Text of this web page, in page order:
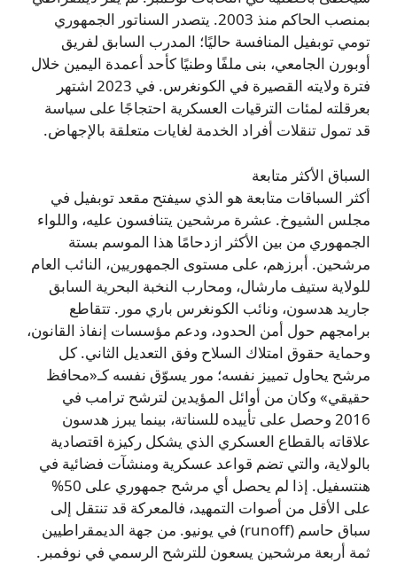
بمنصب الحاكم منذ 2003. يتصدر السناتور الجمهوري
تومي توبفيل المنافسة حاليًا؛ المدرب السابق لفريق
أوبورن الجامعي، بنى ملفًا وطنيًا كأحد أعمدة اليمين خلال
فترة ولايته القصيرة في الكونغرس. في 2023 اشتهر
بعرقلته لمئات الترقيات العسكرية احتجاجًا على سياسة
قد تمول تنقلات أفراد الخدمة لغايات متعلقة بالإجهاض.
السباق الأكثر متابعة
أكثر السباقات متابعة هو الذي سيفتح مقعد توبفيل في
مجلس الشيوخ. عشرة مرشحين يتنافسون عليه، واللواء
الجمهوري من بين الأكثر ازدحامًا هذا الموسم بستة
مرشحين. أبرزهم، على مستوى الجمهوريين، النائب العام
للولاية ستيف مارشال، ومحارب النخبة البحرية السابق
جاريد هدسون، ونائب الكونغرس باري مور. تتقاطع
برامجهم حول أمن الحدود، ودعم مؤسسات إنفاذ القانون،
وحماية حقوق امتلاك السلاح وفق التعديل الثاني. كل
مرشح يحاول تمييز نفسه؛ مور يسوّق نفسه كـ«محافظ
حقيقي» وكان من أوائل المؤيدين لترشح ترامب في
2016 وحصل على تأييده للسناتة، بينما يبرز هدسون
علاقاته بالقطاع العسكري الذي يشكل ركيزة اقتصادية
بالولاية، والتي تضم قواعد عسكرية ومنشآت فضائية في
هنتسفيل. إذا لم يحصل أي مرشح جمهوري على 50%
على الأقل من أصوات التمهيد، فالمعركة قد تنتقل إلى
سباق حاسم (runoff) في يونيو. من جهة الديمقراطيين
ثمة أربعة مرشحين يسعون للترشح الرسمي في نوفمبر.